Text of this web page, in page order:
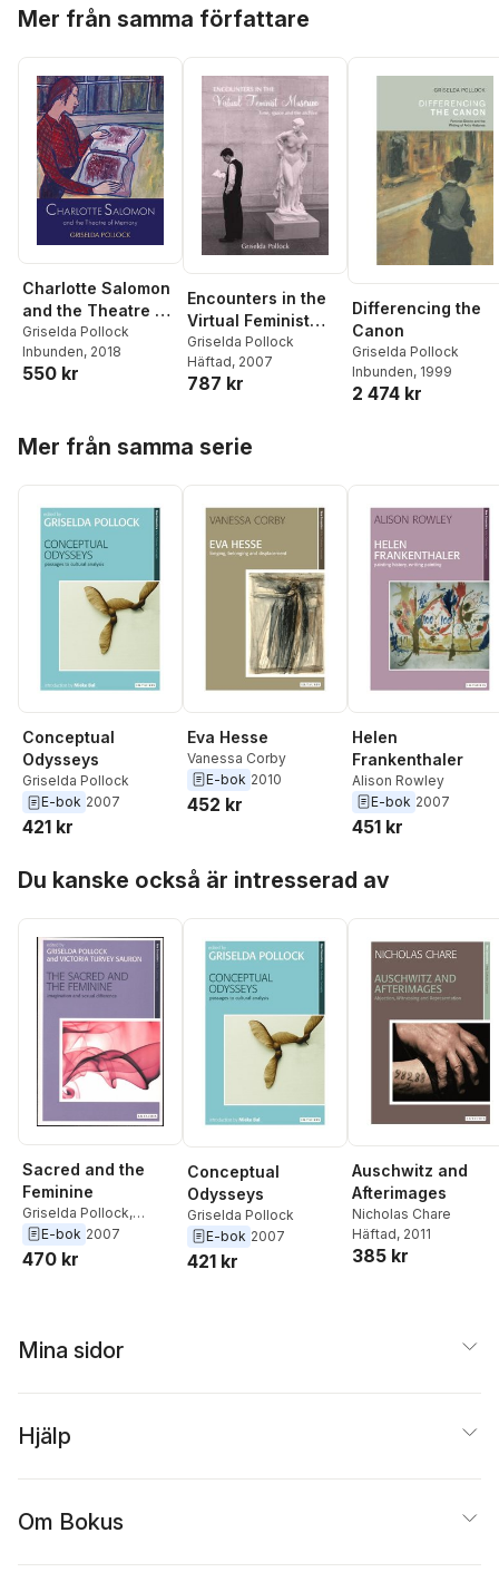
Mer från samma författare
Charlotte Salomon
and the Theatre of
Memory
Griselda Pollock
Inbunden, 2018
550 kr
Encounters in the
Virtual Feminist
Museum
Griselda Pollock
Häftad, 2007
787 kr
Differencing the
Canon
Griselda Pollock
Inbunden, 1999
2 474 kr
Mer från samma serie
Conceptual
Odysseys
Griselda Pollock
E-bok 2007
421 kr
Eva Hesse
Vanessa Corby
E-bok 2010
452 kr
Helen
Frankenthaler
Alison Rowley
E-bok 2007
451 kr
Du kanske också är intresserad av
Sacred and the
Feminine
Griselda Pollock,
Victoria Turvey-Sauron
E-bok 2007
470 kr
Conceptual
Odysseys
Griselda Pollock
E-bok 2007
421 kr
Auschwitz and
Afterimages
Nicholas Chare
Häftad, 2011
385 kr
Mina sidor
Hjälp
Om Bokus